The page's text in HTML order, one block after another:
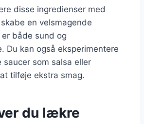
disse ingredienser med
en velsmagende
både sund og
Du kan også eksperimentere
saucer som salsa eller
tilføje ekstra smag.
du lækre